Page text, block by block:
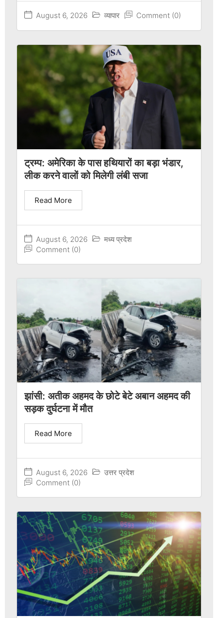
August 6, 2026 व्यापार Comment (0)
ट्रम्प: अमेरिका के पास हथियारों का बड़ा भंडार,
लीक करने वालों को मिलेगी लंबी सजा
August 6, 2026
मध्य प्रदेश
Comment (0)
Read More
झांसी: अतीक अहमद के छोटे बेटे अबान अहमद की
सड़क दुर्घटना में मौत
August 6, 2026
उत्तर प्रदेश
Comment (0)
Read More